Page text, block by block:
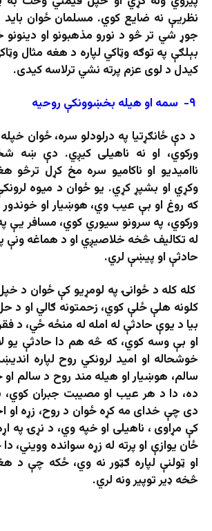
نظریې نه ضایع کوي. مسلمان ځوان باید
جوړ شي تر څو د نورو مذهبونو او
بېلګې په توګه وټاکي لپاره د هغه مثال
کیدل د لوی عزم پرته نشي ترلاسه کیدی.
۹- سمه او هیله بخښوونکې روحیه
د دې ځانګړتیا په درلودلو سره، ځوان
ورکوي، او نه ناهیلی کیږي. دې ښه
ناامیدیو او ناکامیو سره مخ کړل ترڅو
وکړي او بشپړ کړي. یو ځوان د میوه
که روغ او بې عیب وي، هوښیار او
ورکوي، په سرونو سیوري کوي، مسافر یې
له تکالیف څخه خلاصیږي او د هماغه ونې
حادثې او پیښې لري.
کله کله د ځوانۍ په لومړیو کې ځوان د
کلونه هلې ځلې کوي، زحمتونه ګالي او د حل
بیا د یوې حادثې له امله له منځه ځي، د
او بې وسه کوي، که څه هم دا حادثې
خوشحاله او امید لرونکي روح لپاره
سالم، هوښیار او هیله مند روح د سالم
ده، دا د هر عیب او مصیبت جبران
دی چې خدای مه کړه ځوان د روح، زړه او
کې مړاوی ، ناهیلی او خپه وي، د نړۍ په
ځان یوازې او پرته له زړه سوانده وویني،
او ټولنې لپاره ګټور نه وي، ځکه چې د
څخه ډیر توپیر ونه لري.